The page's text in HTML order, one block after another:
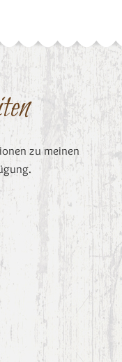
zu meinen